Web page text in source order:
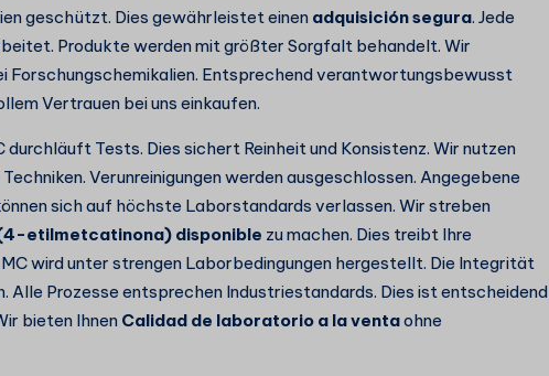
geschützt. Dies gewährleistet einen adquisición segura. Jede
Produkte werden mit größter Sorgfalt behandelt. Wir
Forschungschemikalien. Entsprechend verantwortungsbewusst
Vertrauen bei uns einkaufen.
durchläuft Tests. Dies sichert Reinheit und Konsistenz. Wir nutzen
Verunreinigungen werden ausgeschlossen. Angegebene
sich auf höchste Laborstandards verlassen. Wir streben
etilmetcatinona) disponible zu machen. Dies treibt Ihre
wird unter strengen Laborbedingungen hergestellt. Die Integrität
Alle Prozesse entsprechen Industriestandards. Dies ist entscheidend
bieten Ihnen Calidad de laboratorio a la ventaohne